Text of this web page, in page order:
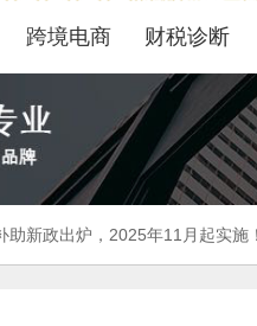
跨境电商 财税诊断
助新政出炉，2025年11月起实施